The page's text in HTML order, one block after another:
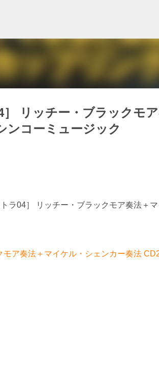
リッチー・ブラックモ
ンコーミュージック
ラ04］ リッチー・ブラックモア奏法＋
ア奏法＋マイケル・シェンカー奏法